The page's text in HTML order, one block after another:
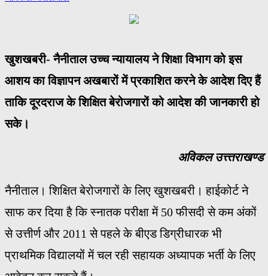
खुशखबरी- नैनीताल उच्च न्यायालय ने शिक्षा विभाग को इस
आशय का विज्ञापन अखबारों में प्रकाशित करने के आदेश दिए हैं
ताकि दूरदराज के शिक्षित बेरोजगारों को आदेश की जानकारी हो
सके।
अविकल उत्त्तराखण्ड
नैनीताल। शिक्षित बेरोजगारों के लिए खुशखबरी। हाईकोर्ट ने
साफ कर दिया है कि स्नातक परीक्षा में 50 फीसदी से कम अंकों
से उत्तीर्ण और 2011 से पहले के बीएड डिग्रीधारक भी
प्राथमिक विद्यालयों में चल रही सहायक अध्यापक भर्ती के लिए